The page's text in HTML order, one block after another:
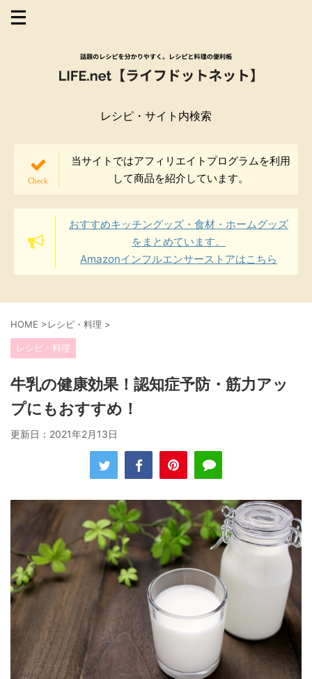
レシピ・サイト内検索
当サイトではアフィリエイトプログラムを利用
して商品を紹介しています。
おすすめキッチングッズ・食材・ホームグッズ
をまとめています。
Amazonインフルエンサーストアはこちら
HOME >レシピ・料理 >
レシピ・料理
牛乳の健康効果！認知症予防・筋力アッ
プにもおすすめ！
更新日： 2021年2月13日